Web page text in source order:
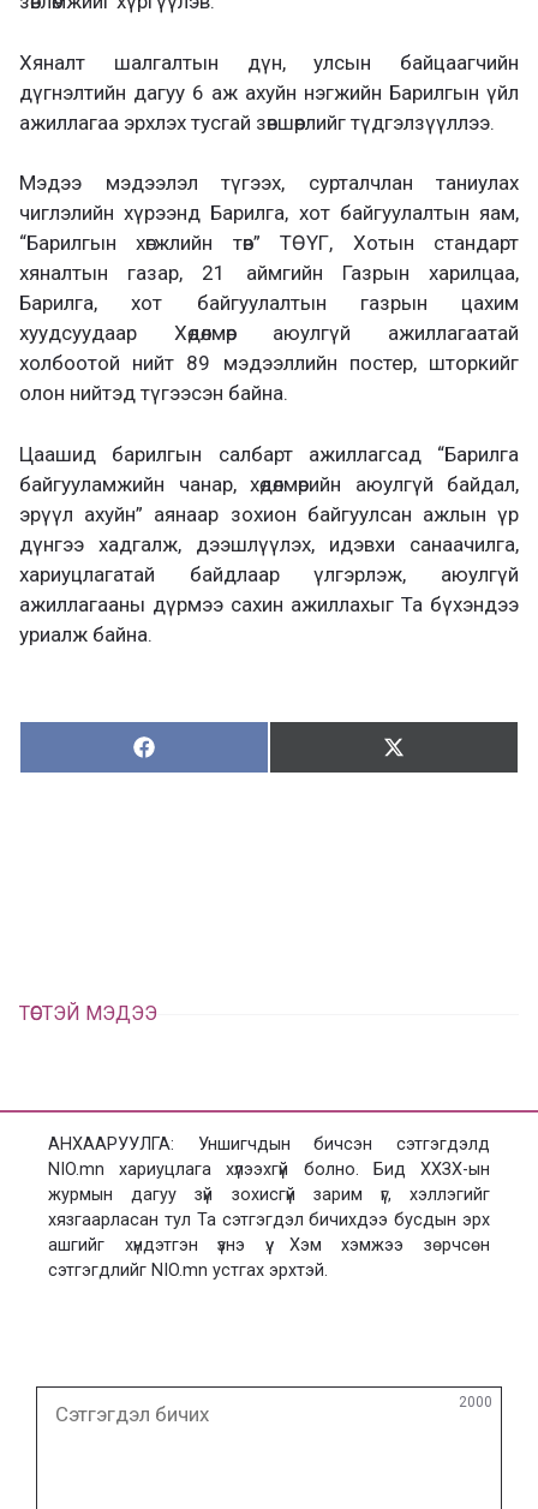
Хяналт шалгалтын дүн, улсын байцаагчийн
дүгнэлтийн дагуу 6 аж ахуйн нэгжийн Барилгын үйл
ажиллагаа эрхлэх тусгай зөвшөөрлийг түдгэлзүүллээ.
Мэдээ мэдээлэл түгээх, сурталчлан таниулах
чиглэлийн хүрээнд Барилга, хот байгуулалтын яам,
“Барилгын хөгжлийн төв” ТӨҮГ, Хотын стандарт
хяналтын газар, 21 аймгийн Газрын харилцаа,
Барилга, хот байгуулалтын газрын цахим
хуудсуудаар Хөдөлмөр аюулгүй ажиллагаатай
холбоотой нийт 89 мэдээллийн постер, шторкийг
олон нийтэд түгээсэн байна.
Цаашид барилгын салбарт ажиллагсад “Барилга
байгууламжийн чанар, хөдөлмөрийн аюулгүй байдал,
эрүүл ахуйн” аянаар зохион байгуулсан ажлын үр
дүнгээ хадгалж, дээшлүүлэх, идэвхи санаачилга,
хариуцлагатай байдлаар үлгэрлэж, аюулгүй
ажиллагааны дүрмээ сахин ажиллахыг Та бүхэндээ
уриалж байна.
Хуваалцах:
Х
у
Түгээх:
Т
ү
ТӨСТЭЙ МЭДЭЭ
АНХААРУУЛГА: Уншигчдын бичсэн сэтгэгдэлд
NIO.mn хариуцлага хүлээхгүй болно. Бид ХХЗХ-ын
журмын дагуу зүй зохисгүй зарим үг, хэллэгийг
хязгаарласан тул Та сэтгэгдэл бичихдээ бусдын эрх
ашгийг хүндэтгэн үзнэ үү. Хэм хэмжээ зөрчсөн
сэтгэгдлийг NIO.mn устгах эрхтэй.
2000